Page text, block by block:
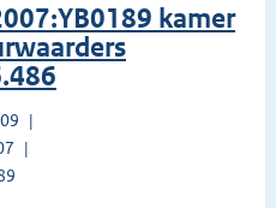
kamer